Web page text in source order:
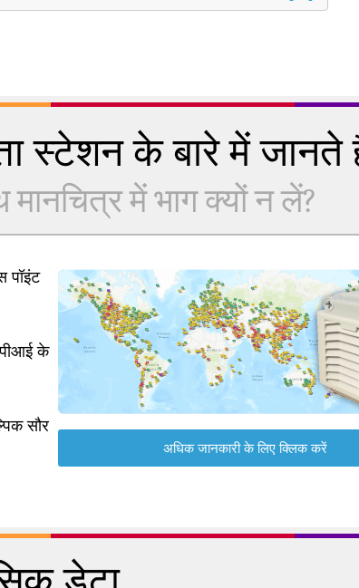
स्टेशन के बारे में जानते
में भाग क्यों न लें?
पॉइंट
के
सौर
अधिक जानकारी के लिए क्लिक करें